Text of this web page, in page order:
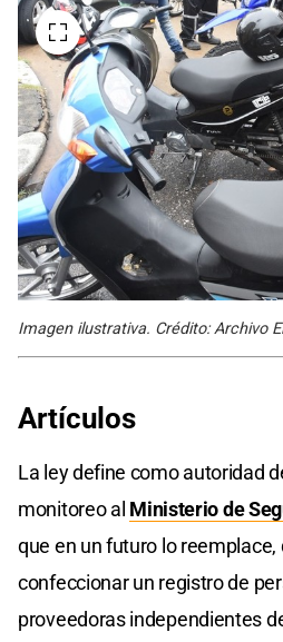
Imagen ilustrativa. Crédito: Archivo
Artículos
La ley define como autoridad
monitoreo al Ministerio de
que en un futuro lo reemplace,
confeccionar un registro de
proveedoras independientes